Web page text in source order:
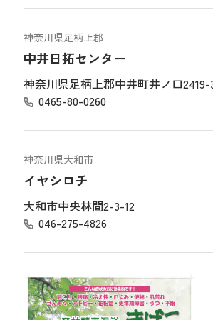
神奈川県足柄上郡
中井日拓センター
神奈川県足柄上郡中井町井ノ口2419-
0465-80-0260
神奈川県大和市
イヤシロチ
大和市中央林間2-3-12
046-275-4826